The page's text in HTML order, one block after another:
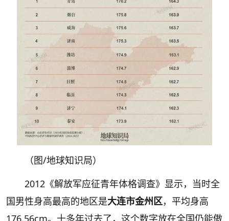
（图/地球知识局）
2012《解放军应征青年体格调查》显示，当时全
国男性身高最高的地区是大连市金州区，平均身高